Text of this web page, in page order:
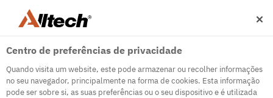
Centro de preferências de privacidade
Quando visita um website, este pode armazenar ou recolher informações
no seu navegador, principalmente na forma de cookies. Esta informação
pode ser sobre si, as suas preferências ou o seu dispositivo e é utilizada